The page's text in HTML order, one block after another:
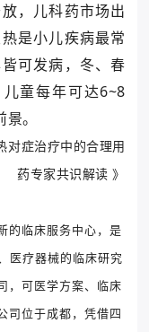
，儿科药市场出
是小儿疾病最常
可发病，冬、春
童每年可达6~8
。
症治疗中的合理用
药专家共识解读 》
的临床服务中心，是
医疗器械的临床研究
，可医学方案、临床
司位于成都，凭借四